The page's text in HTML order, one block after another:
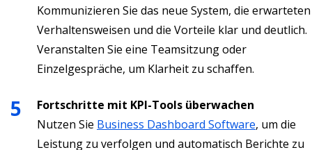
Kommunizieren Sie das neue System, die erwarteten
Verhaltensweisen und die Vorteile klar und deutlich.
Veranstalten Sie eine Teamsitzung oder
Einzelgespräche, um Klarheit zu schaffen.
Fortschritte mit KPI-Tools überwachen
Nutzen Sie Business Dashboard Software, um die
Leistung zu verfolgen und automatisch Berichte zu